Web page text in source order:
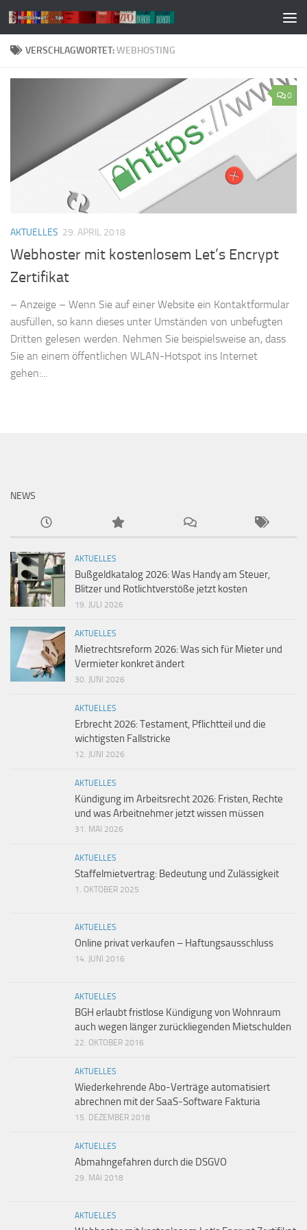
Zum Inhalt springen
VERSCHLAGWORTET:WEBHOSTING
0
AKTUELLES 29. APRIL 2018
Webhoster mit kostenlosem Let’s Encrypt
Zertifikat
– Anzeige – Wenn Sie auf einer Website ein Kontaktformular
ausfüllen, so kann dieses unter Umständen von unbefugten
Dritten gelesen werden. Nehmen Sie beispielsweise an, dass
Sie an einem öffentlichen WLAN-Hotspot ins Internet
gehen:...
NEWS
AKTUELLES
Bußgeldkatalog 2026: Was Handy am Steuer,
Blitzer und Rotlichtverstöße jetzt kosten
19. JULI 2026
AKTUELLES
Mietrechtsreform 2026: Was sich für Mieter und
Vermieter konkret ändert
30. JUNI 2026
AKTUELLES
Erbrecht 2026: Testament, Pflichtteil und die
wichtigsten Fallstricke
12. JUNI 2026
AKTUELLES
Kündigung im Arbeitsrecht 2026: Fristen, Rechte
und was Arbeitnehmer jetzt wissen müssen
31. MAI 2026
AKTUELLES
Staffelmietvertrag: Bedeutung und Zulässigkeit
1. OKTOBER 2025
AKTUELLES
Online privat verkaufen – Haftungsausschluss
14. JUNI 2016
AKTUELLES
BGH erlaubt fristlose Kündigung von Wohnraum
auch wegen länger zurückliegenden Mietschulden
22. OKTOBER 2016
AKTUELLES
Wiederkehrende Abo-Verträge automatisiert
abrechnen mit der SaaS-Software Fakturia
15. DEZEMBER 2018
AKTUELLES
Abmahngefahren durch die DSGVO
29. MAI 2018
AKTUELLES